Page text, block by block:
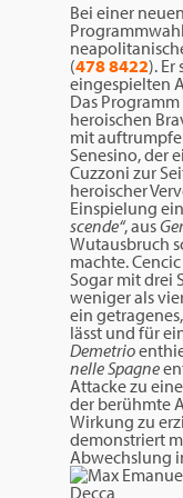
Bei einer
(478 8422).
eingespielten
Das
heroischen
mit
Senesino, der
Cuzzoni zur
heroischer
Einspielung
scende“, aus
Wutausbruch
machte.
Sogar mit drei
weniger als
ein
lässt und für
Demetrio
nelle Spagne
Attacke zu
der berühmte
Wirkung zu
demonstriert
Abwechslung